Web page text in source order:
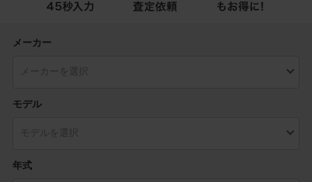
メーカー
モデル
年式